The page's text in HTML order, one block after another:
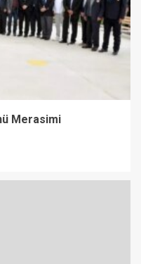
Merasimi